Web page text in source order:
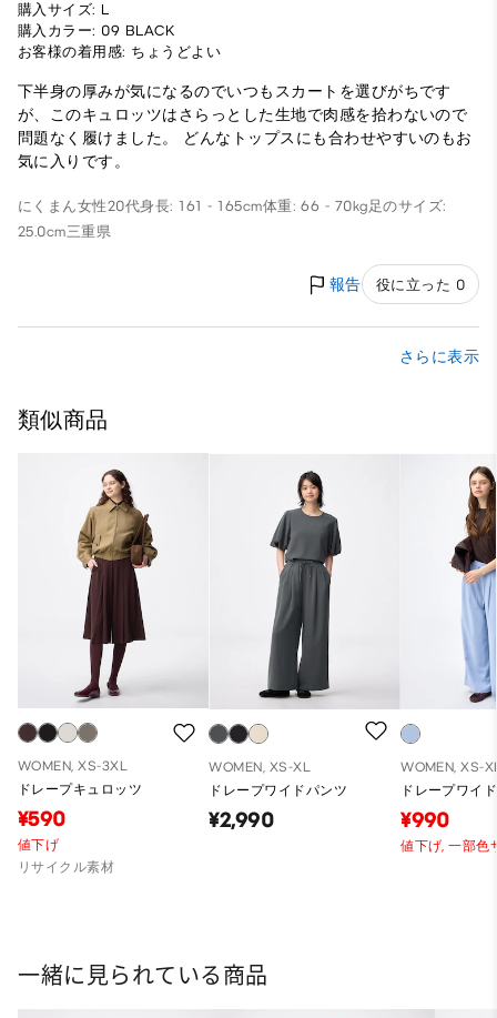
購入サイズ: L
購入カラー: 09 BLACK
お客様の着用感: ちょうどよい
下半身の厚みが気になるのでいつもスカートを選びがちです
が、このキュロッツはさらっとした生地で肉感を拾わないので
問題なく履けました。 どんなトップスにも合わせやすいのもお
気に入りです。
にくまん女性20代身長: 161 - 165cm体重: 66 - 70kg足のサイズ:
25.0cm三重県
報告 役に立った 0
さらに表示
類似商品
WOMEN, XS-3XL
ドレープキュロッツ
¥590
値下げ
リサイクル素材
WOMEN, XS-XL
ドレープワイドパンツ
¥2,990
WOMEN, XS-
ドレープワイ
¥990
値下げ,一部色
一緒に見られている商品